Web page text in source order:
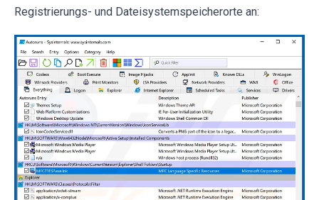
Registrierungs- und Dateisystemspeicherorte an: